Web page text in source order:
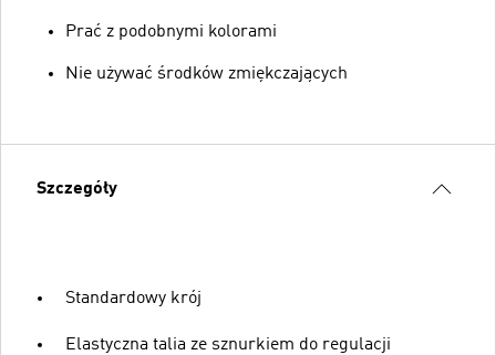
Prać z podobnymi kolorami
Nie używać środków zmiękczających
Szczegóły
Standardowy krój
Elastyczna talia ze sznurkiem do regulacji